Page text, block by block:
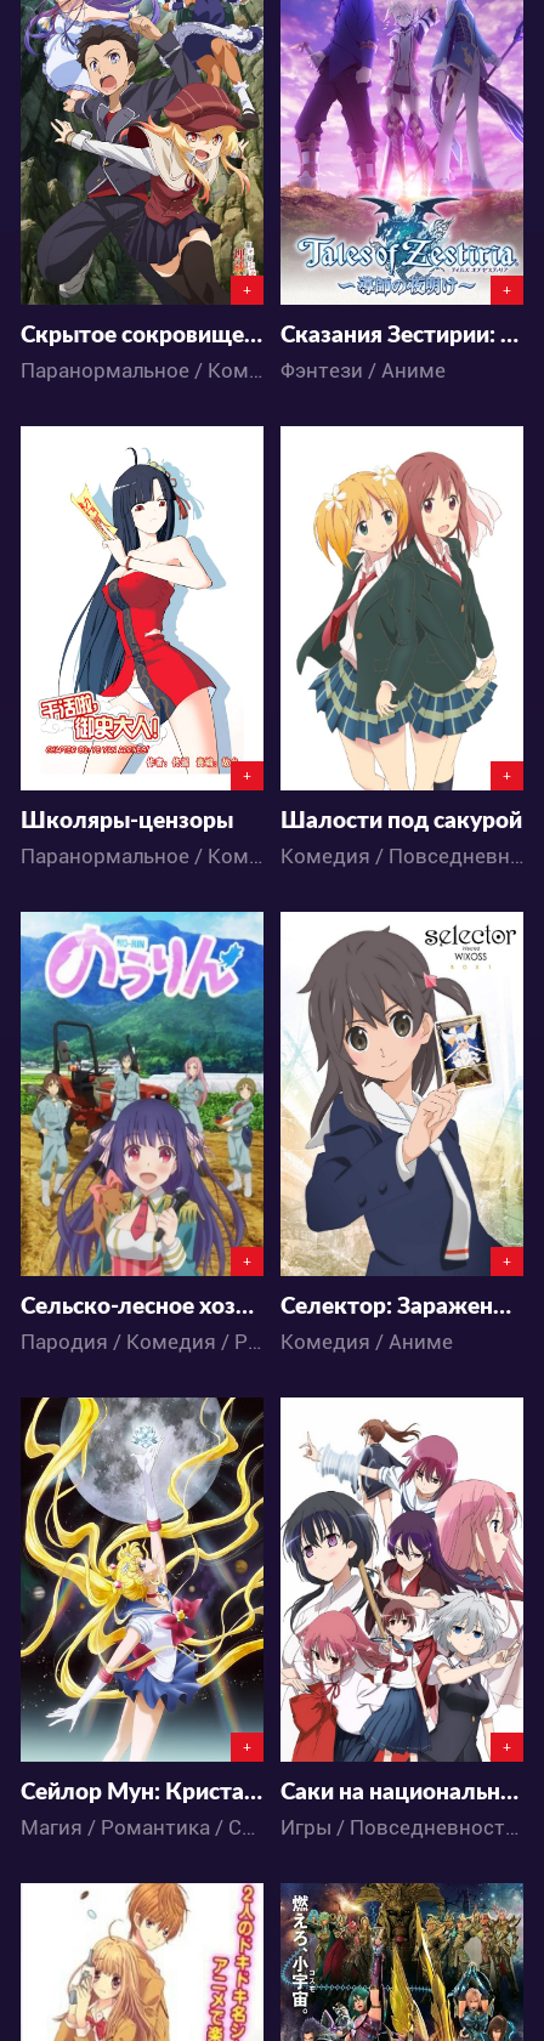
4048
1 3
+
Скрытое сокровище Нананы
Паранормальное / Комедия / Аниме
3936
0 4
+
Сказания Зестирии: Пришествие Пастыря
Фэнтези / Аниме
9519
1 8
+
Школяры-цензоры
Паранормальное / Комедия / Сёнэн / Фэнтези / Школа / Аниме
27840
7 77
+
Шалости под сакурой
Комедия / Повседневность / Романтика / Школа / Аниме
4897
3 1
+
Сельско-лесное хозяйство
Пародия / Комедия / Романтика / Школа / Этти / Аниме
3331
0
+
Селектор: Заражение «WIXOSS» — Мидорико-сан и Пирурук-тан
Комедия / Аниме
9253
0 8
+
Сейлор Мун: Кристалл
Магия / Романтика / Сёдзё / Аниме
3787
3 2
+
Саки на национальном чемпионате
Игры / Повседневность / Школа / Аниме